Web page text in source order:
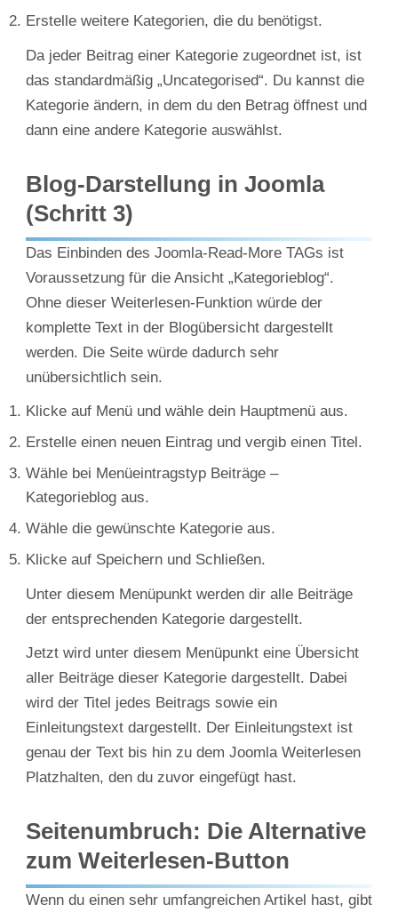
Erstelle weitere Kategorien, die du benötigst.
Da jeder Beitrag einer Kategorie zugeordnet ist, ist
das standardmäßig „Uncategorised“. Du kannst die
Kategorie ändern, in dem du den Betrag öffnest und
dann eine andere Kategorie auswählst.
Blog-Darstellung in Joomla
(Schritt 3)
Das Einbinden des Joomla-Read-More TAGs ist
Voraussetzung für die Ansicht „Kategorieblog“.
Ohne dieser Weiterlesen-Funktion würde der
komplette Text in der Blogübersicht dargestellt
werden. Die Seite würde dadurch sehr
unübersichtlich sein.
Klicke auf Menü und wähle dein Hauptmenü aus.
Erstelle einen neuen Eintrag und vergib einen Titel.
Wähle bei Menüeintragstyp Beiträge –
Kategorieblog aus.
Wähle die gewünschte Kategorie aus.
Klicke auf Speichern und Schließen.
Unter diesem Menüpunkt werden dir alle Beiträge
der entsprechenden Kategorie dargestellt.
Jetzt wird unter diesem Menüpunkt eine Übersicht
aller Beiträge dieser Kategorie dargestellt. Dabei
wird der Titel jedes Beitrags sowie ein
Einleitungstext dargestellt. Der Einleitungstext ist
genau der Text bis hin zu dem Joomla Weiterlesen
Platzhalten, den du zuvor eingefügt hast.
Seitenumbruch: Die Alternative
zum Weiterlesen-Button
Wenn du einen sehr umfangreichen Artikel hast, gibt